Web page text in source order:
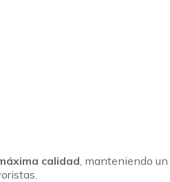
calidad, manteniendo un